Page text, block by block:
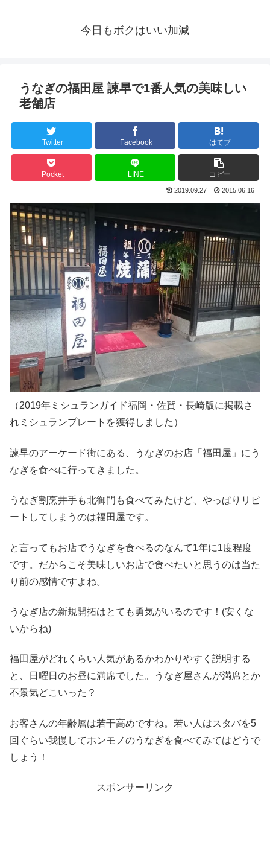
今日もボクはいい加減
うなぎの福田屋 諫早で1番人気の美味しい
老舗店
Twitter Facebook はてブ
Pocket LINE コピー
2019.09.27 2015.06.16
（2019年ミシュランガイド福岡・佐賀・長崎版に掲載さ
れミシュランプレートを獲得しました）
諫早のアーケード街にある、うなぎのお店「福田屋」にう
なぎを食べに行ってきました。
うなぎ割烹井手も北御門も食べてみたけど、やっぱりリピ
ートしてしまうのは福田屋です。
と言ってもお店でうなぎを食べるのなんて1年に1度程度
です。だからこそ美味しいお店で食べたいと思うのは当た
り前の感情ですよね。
うなぎ店の新規開拓はとても勇気がいるのです！(安くな
いからね)
福田屋がどれくらい人気があるかわかりやすく説明する
と、日曜日のお昼に満席でした。うなぎ屋さんが満席とか
不景気どこいった？
お客さんの年齢層は若干高めですね。若い人はスタバを5
回ぐらい我慢してホンモノのうなぎを食べてみてはどうで
しょう！
スポンサーリンク